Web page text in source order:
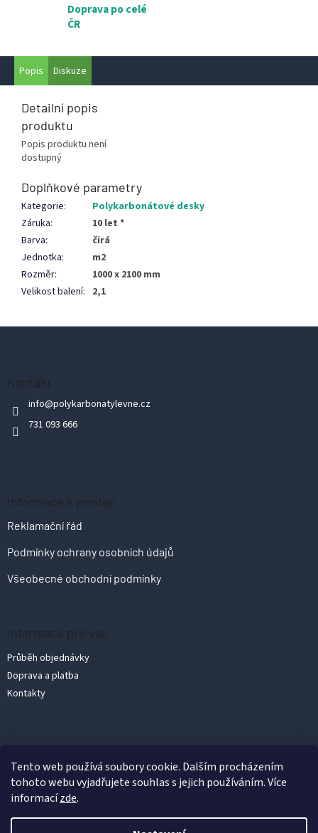
Tento web používá soubory cookie. Dalším procházením
tohoto webu vyjadřujete souhlas s jejich používáním. Více
informacízde.
Doprava po celé
ČR
Popis Diskuze
Detailní popis
produktu
Popis produktu není
dostupný
Doplňkové parametry
Kategorie:
Polykarbonátové desky
Záruka:
10 let *
Barva:
čirá
Jednotka:
m2
Rozměr:
1000 x 2100 mm
Velikost balení: 2,1
Kontakt
info@polykarbonatylevne.cz
731 093 666
Informace k prodeji
Reklamační řád
Podmínky ochrany osobních údajů
Všeobecné obchodní podmínky
Informace pro vás
Průběh objednávky
Doprava a platba
Kontakty
Copyright 2026